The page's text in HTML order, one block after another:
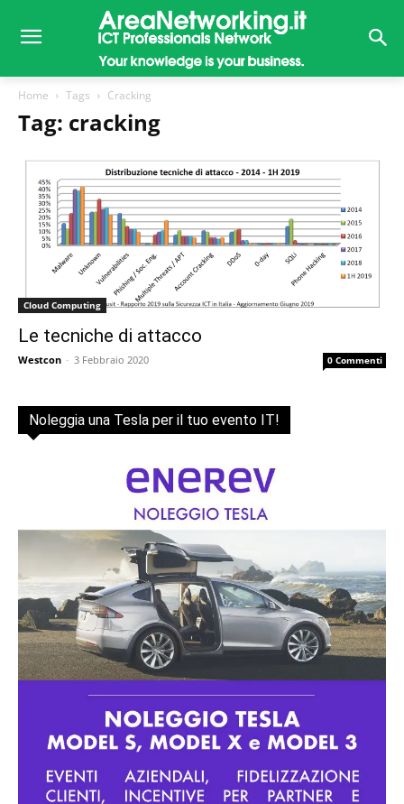
Home Tags Cracking
Tag: cracking
Cloud Computing
Le tecniche di attacco
Westcon - 3 Febbraio 2020 0 Commenti
Noleggia una Tesla per il tuo evento IT!